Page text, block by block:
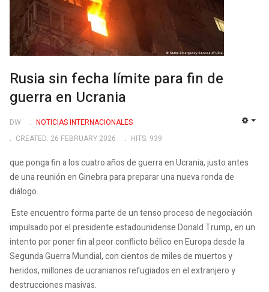
Rusia sin fecha límite para fin de
guerra en Ucrania
DW
NOTICIAS INTERNACIONALES
CREATED: 26 FEBRUARY 2026
HITS: 939
que ponga fin a los cuatro años de guerra en Ucrania, justo antes
de una reunión en Ginebra para preparar una nueva ronda de
diálogo.
Este encuentro forma parte de un tenso proceso de negociación
impulsado por el presidente estadounidense Donald Trump, en un
intento por poner fin al peor conflicto bélico en Europa desde la
Segunda Guerra Mundial, con cientos de miles de muertos y
heridos, millones de ucranianos refugiados en el extranjero y
destrucciones masivas.